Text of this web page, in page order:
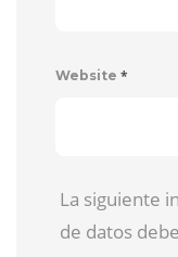
Website *
La siguiente
de datos